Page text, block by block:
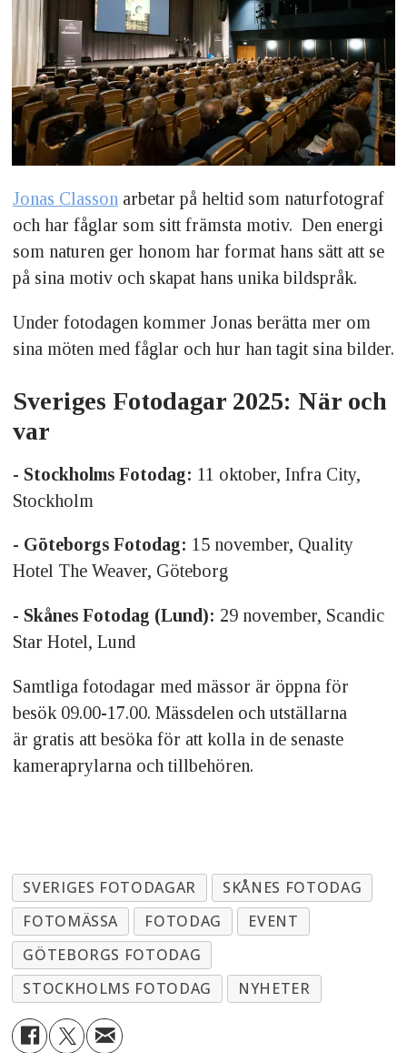
Jonas Classon arbetar på heltid som naturfotograf
och har fåglar som sitt främsta motiv. Den energi
som naturen ger honom har format hans sätt att se
på sina motiv och skapat hans unika bildspråk.
Under fotodagen kommer Jonas berätta mer om
sina möten med fåglar och hur han tagit sina bilder.
Sveriges Fotodagar 2025: När och
var
- Stockholms Fotodag: 11 oktober, Infra City,
Stockholm
- Göteborgs Fotodag: 15 november, Quality
Hotel The Weaver, Göteborg
- Skånes Fotodag (Lund): 29 november, Scandic
Star Hotel, Lund
Samtliga fotodagar med mässor är öppna för
besök 09.00-17.00. Mässdelen och utställarna
är gratis att besöka för att kolla in de senaste
kameraprylarna och tillbehören.
SVERIGES FOTODAGAR
SKÅNES FOTODAG
FOTOMÄSSA
FOTODAG
EVENT
GÖTEBORGS FOTODAG
STOCKHOLMS FOTODAG
NYHETER